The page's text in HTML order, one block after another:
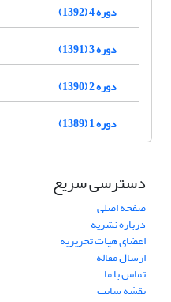
دوره 4 (1392)
دوره 3 (1391)
دوره 2 (1390)
دوره 1 (1389)
دسترسی سریع
صفحه اصلی
درباره نشریه
اعضای هیات تحریریه
ارسال مقاله
تماس با ما
نقشه سایت